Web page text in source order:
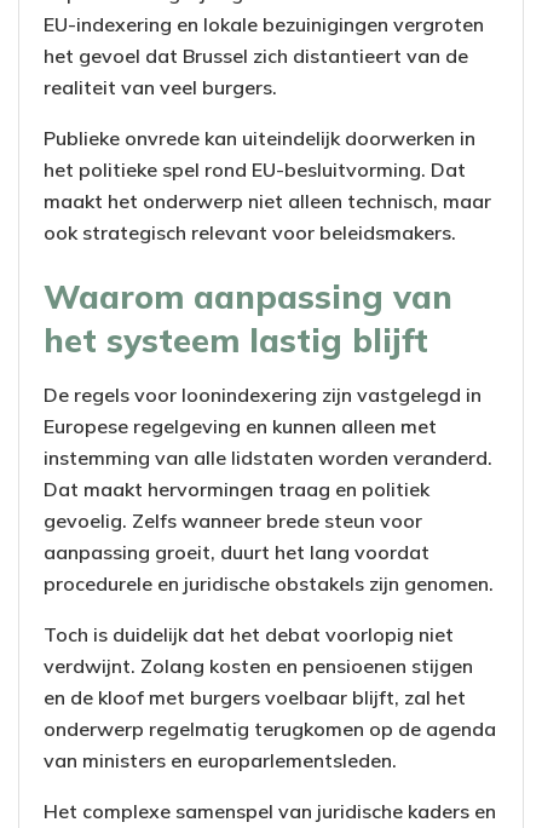
EU-indexering en lokale bezuinigingen vergroten
het gevoel dat Brussel zich distantieert van de
realiteit van veel burgers.
Publieke onvrede kan uiteindelijk doorwerken in
het politieke spel rond EU-besluitvorming. Dat
maakt het onderwerp niet alleen technisch, maar
ook strategisch relevant voor beleidsmakers.
Waarom aanpassing van
het systeem lastig blijft
De regels voor loonindexering zijn vastgelegd in
Europese regelgeving en kunnen alleen met
instemming van alle lidstaten worden veranderd.
Dat maakt hervormingen traag en politiek
gevoelig. Zelfs wanneer brede steun voor
aanpassing groeit, duurt het lang voordat
procedurele en juridische obstakels zijn genomen.
Toch is duidelijk dat het debat voorlopig niet
verdwijnt. Zolang kosten en pensioenen stijgen
en de kloof met burgers voelbaar blijft, zal het
onderwerp regelmatig terugkomen op de agenda
van ministers en europarlementsleden.
Het complexe samenspel van juridische kaders en